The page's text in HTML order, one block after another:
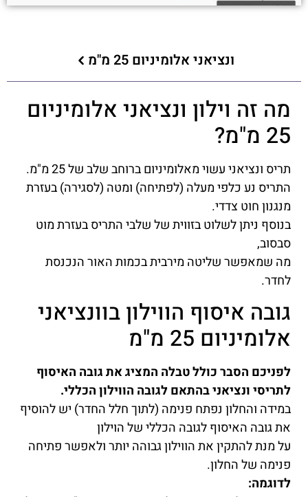
ונציאני אלומיניום 25 מ"מ
מה זה וילון ונציאני אלומיניום
25 מ"מ?
תריס ונציאני עשוי מאלומיניום ברוחב שלב של 25 מ"מ.
התריס נע כלפי מעלה (לפתיחה) ומטה (לסגירה) בעזרת
מנגנון חוט צדדי.
בנוסף ניתן לשלוט בזווית של שלבי התריס בעזרת מוט
סבסוב,
מה שמאפשר שליטה מירבית בכמות האור הנכנסת
לחדר.
גובה איסוף הווילון בוונציאני
אלומיניום 25 מ"מ
לפניכם הסבר כולל טבלה המציג את גובה האיסוף
לתריסי ונציאני בהתאם לגובה הווילון הכללי.
במידה והחלון נפתח פנימה (לתוך חלל החדר) יש להוסיף
את גובה האיסוף לגובה הכללי של הוילון
על מנת להתקין את הווילון גבוהה יותר ולאפשר פתיחה
פנימה של החלון.
לדוגמה: